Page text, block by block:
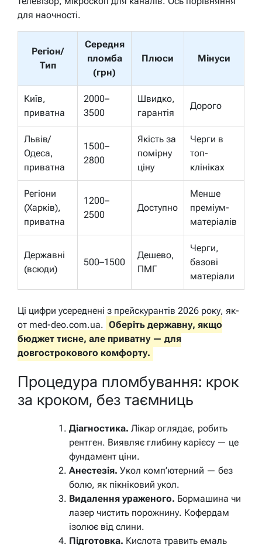
для наочності.
Регіон/
Тип
Середня
пломба
(грн)
Плюси Мінуси
Київ,
приватна
2000–
3500
Швидко,
гарантія
Дорого
Львів/
Одеса,
приватна
1500–
2800
Якість за
помірну
ціну
Черги в
топ-
клініках
Регіони
(Харків),
приватна
1200–
2500
Доступно
Менше
преміум-
матеріалів
Державні
(всюди)
500–1500
Дешево,
ПМГ
Черги,
базові
матеріали
Ці цифри усереднені з прейскурантів 2026 року, як-
от med-deo.com.ua. Оберіть державну, якщо
бюджет тисне, але приватну — для
довгострокового комфорту.
Процедура пломбування: крок
за кроком, без таємниць
Діагностика. Лікар оглядає, робить
рентген. Виявляє глибину карієсу — це
фундамент ціни.
Анестезія. Укол комп’ютерний — без
болю, як пікніковий укол.
Видалення ураженого. Бормашина чи
лазер чистить порожнину. Кофердам
ізолює від слини.
Підготовка. Кислота травить емаль